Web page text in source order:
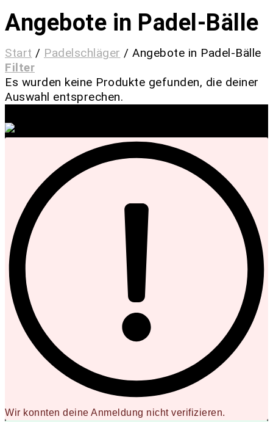
Angebote in Padel-Bälle
Start / Padelschläger / Angebote in Padel-Bälle
Filter
Es wurden keine Produkte gefunden, die deiner
Auswahl entsprechen.
Wir konnten deine Anmeldung nicht verifizieren.